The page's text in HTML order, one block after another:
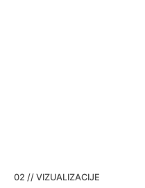
02 // VIZUALIZACIJE